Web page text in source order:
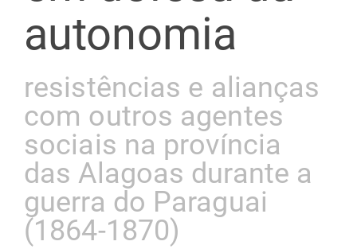
autonomia
resistências e alianças
com outros agentes
sociais na província
das Alagoas durante a
guerra do Paraguai
(1864-1870)